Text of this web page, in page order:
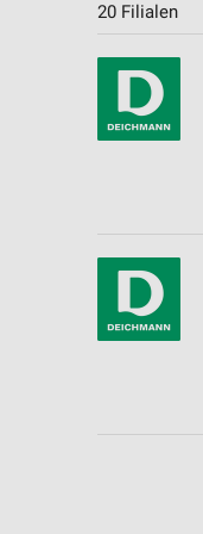
20 Filialen